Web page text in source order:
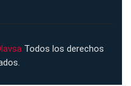
Todos los derechos